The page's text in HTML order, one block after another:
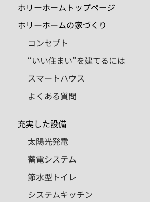
ホリーホームトップページ
ホリーホームの家づくり
コンセプト
“いい住まい”を建てるには
スマートハウス
よくある質問
充実した設備
太陽光発電
蓄電システム
節水型トイレ
システムキッチン